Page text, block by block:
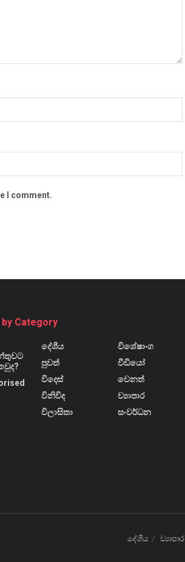
I comment.
Category
දේශීය
පුවත්
විදෙස්
විනිවිද
විලාසිතා
විශේෂාංග
වීඩියෝ
වෙනත්
ව්‍යාපාර
සංවර්ධන
දේශීය ව්‍යාපාර